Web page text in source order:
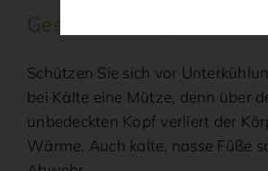
Gesundheitstipp
Schützen Sie sich vor
bei Kälte eine Mütze, denn über
unbedeckten Kopf verliert der
Wärme. Auch kalte, nasse Füße